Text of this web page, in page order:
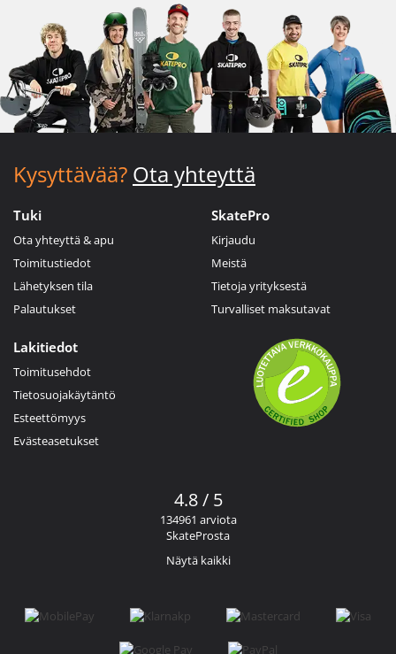
Kysyttävää? Ota yhteyttä
Tuki
Ota yhteyttä & apu
Toimitustiedot
Lähetyksen tila
Palautukset
SkatePro
Kirjaudu
Meistä
Tietoja yrityksestä
Turvalliset maksutavat
Lakitiedot
Toimitusehdot
Tietosuojakäytäntö
Esteettömyys
Evästeasetukset
4.8 / 5
134961 arviota
SkateProsta
Näytä kaikki